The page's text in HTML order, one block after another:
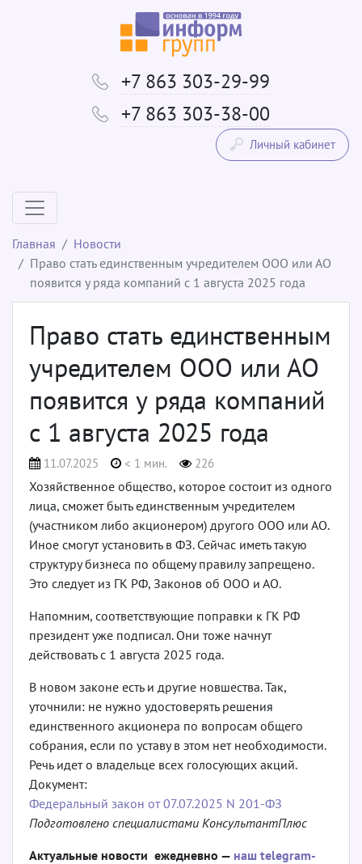
+7 863 303-29-99
+7 863 303-38-00
Личный кабинет
Главная
Новости
Право стать единственным учредителем ООО или АО
появится у ряда компаний с 1 августа 2025 года
Право стать единственным
учредителем ООО или АО
появится у ряда компаний
с 1 августа 2025 года
11.07.2025 < 1 мин. 226
Хозяйственное общество, которое состоит из одного
лица, сможет быть единственным учредителем
(участником либо акционером) другого ООО или АО.
Иное смогут установить в ФЗ. Сейчас иметь такую
структуру бизнеса по общему правилу запрещено.
Это следует из ГК РФ, Законов об ООО и АО.
Напомним, соответствующие поправки к ГК РФ
президент уже подписал. Они тоже начнут
действовать с 1 августа 2025 года.
В новом законе есть и другие новшества. Так,
уточнили: не нужно удостоверять решения
единственного акционера по вопросам общего
собрания, если по уставу в этом нет необходимости.
Речь идет о владельце всех голосующих акций.
Документ:
Федеральный закон от 07.07.2025 N 201-ФЗ
Подготовлено специалистами КонсультантПлюс
Актуальные новости ежедневно — наш telegram-